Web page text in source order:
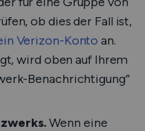
ob dies der Fall ist,
Verizon-Konto an.
wird oben auf Ihrem
Benachrichtigung”
Wenn eine